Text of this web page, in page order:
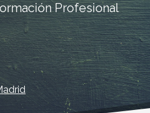
Profesional